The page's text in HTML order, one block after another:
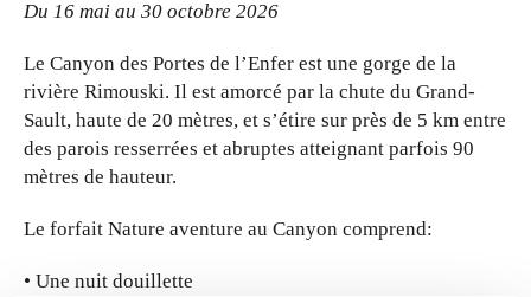
Du 16 mai au 30 octobre 2026
Le Canyon des Portes de l’Enfer est une gorge de la
rivière Rimouski. Il est amorcé par la chute du Grand-
Sault, haute de 20 mètres, et s’étire sur près de 5 km entre
des parois resserrées et abruptes atteignant parfois 90
mètres de hauteur.
Le forfait Nature aventure au Canyon comprend:
Une nuit douillette